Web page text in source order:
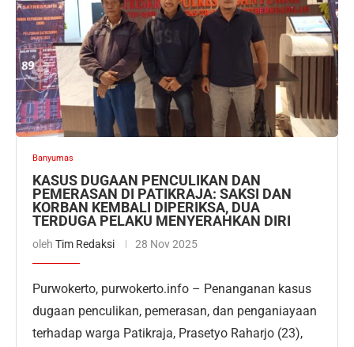
Banyumas
KASUS DUGAAN PENCULIKAN DAN
PEMERASAN DI PATIKRAJA: SAKSI DAN
KORBAN KEMBALI DIPERIKSA, DUA
TERDUGA PELAKU MENYERAHKAN DIRI
oleh Tim Redaksi 28 Nov 2025
Purwokerto, purwokerto.info – Penanganan kasus
dugaan penculikan, pemerasan, dan penganiayaan
terhadap warga Patikraja, Prasetyo Raharjo (23),